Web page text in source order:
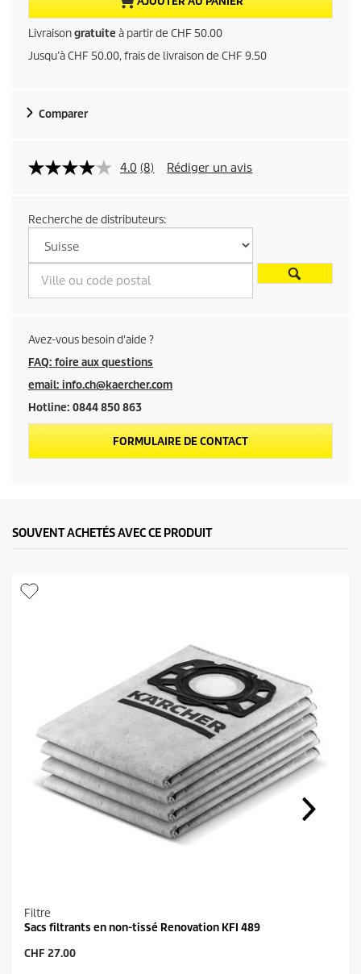
c
t
u
l
u
p
r
o
d
u
i
t
Livraisongratuite à partir de CHF 50.00
Jusqu’à CHF 50.00, frais de livraison de CHF 9.50
Comparer
4.0 (8) Rédiger un avis
Recherche de distributeurs:
Avez-vous besoin d'aide ?
FAQ: foire aux questions
email: info.ch@kaercher.com
Hotline: 0844 850 863
FORMULAIRE DE CONTACT
SOUVENT ACHETÉS AVEC CE PRODUIT
Filtre
Sacs filtrants en non-tissé Renovation KFI 489
P
CHF 27.00